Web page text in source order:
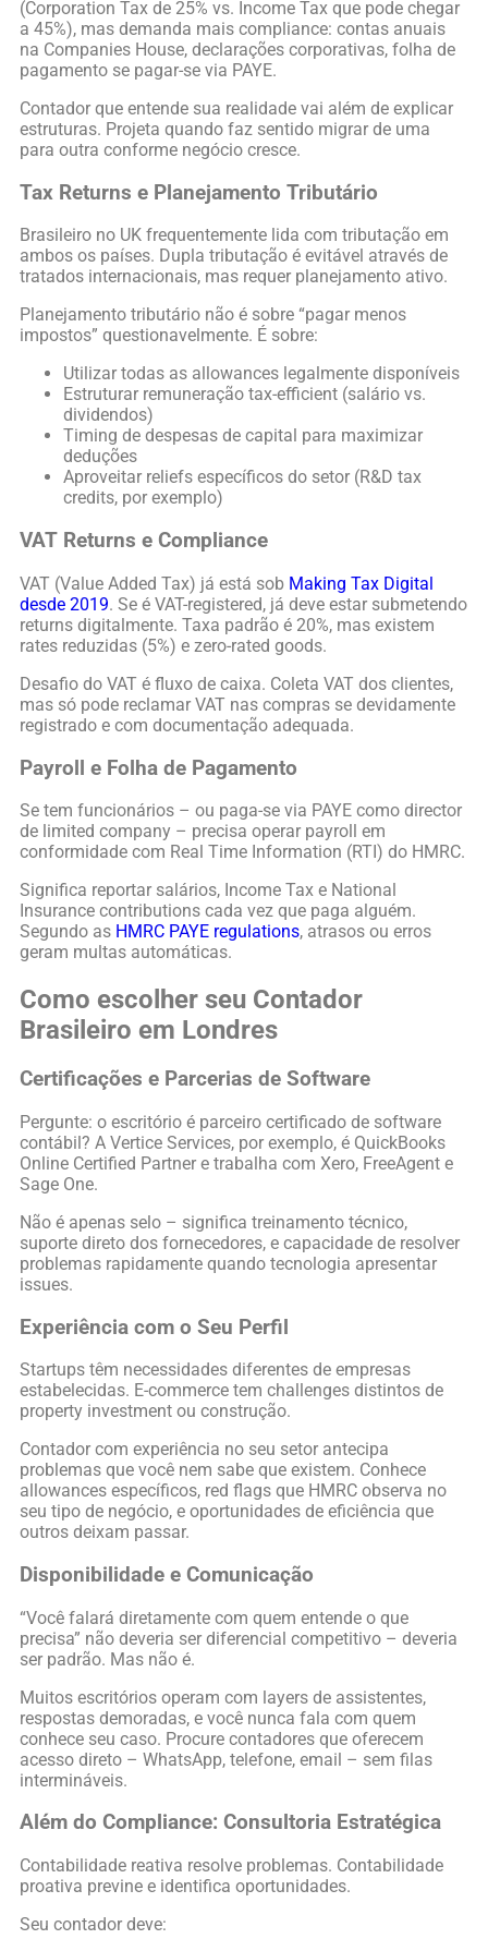
(Corporation Tax de 25% vs. Income Tax que pode chegar
a 45%), mas demanda mais compliance: contas anuais
na Companies House, declarações corporativas, folha de
pagamento se pagar-se via PAYE.
Contador que entende sua realidade vai além de explicar
estruturas. Projeta quando faz sentido migrar de uma
para outra conforme negócio cresce.
Tax Returns e Planejamento Tributário
Brasileiro no UK frequentemente lida com tributação em
ambos os países. Dupla tributação é evitável através de
tratados internacionais, mas requer planejamento ativo.
Planejamento tributário não é sobre “pagar menos
impostos” questionavelmente. É sobre:
Utilizar todas as allowances legalmente disponíveis
Estruturar remuneração tax-efficient (salário vs.
dividendos)
Timing de despesas de capital para maximizar
deduções
Aproveitar reliefs específicos do setor (R&D tax
credits, por exemplo)
VAT Returns e Compliance
VAT (Value Added Tax) já está sob Making Tax Digital
desde 2019. Se é VAT-registered, já deve estar submetendo
returns digitalmente. Taxa padrão é 20%, mas existem
rates reduzidas (5%) e zero-rated goods.
Desafio do VAT é fluxo de caixa. Coleta VAT dos clientes,
mas só pode reclamar VAT nas compras se devidamente
registrado e com documentação adequada.
Payroll e Folha de Pagamento
Se tem funcionários – ou paga-se via PAYE como director
de limited company – precisa operar payroll em
conformidade com Real Time Information (RTI) do HMRC.
Significa reportar salários, Income Tax e National
Insurance contributions cada vez que paga alguém.
Segundo as HMRC PAYE regulations, atrasos ou erros
geram multas automáticas.
Como escolher seu Contador
Brasileiro em Londres
Certificações e Parcerias de Software
Pergunte: o escritório é parceiro certificado de software
contábil? A Vertice Services, por exemplo, é QuickBooks
Online Certified Partner e trabalha com Xero, FreeAgent e
Sage One.
Não é apenas selo – significa treinamento técnico,
suporte direto dos fornecedores, e capacidade de resolver
problemas rapidamente quando tecnologia apresentar
issues.
Experiência com o Seu Perfil
Startups têm necessidades diferentes de empresas
estabelecidas. E-commerce tem challenges distintos de
property investment ou construção.
Contador com experiência no seu setor antecipa
problemas que você nem sabe que existem. Conhece
allowances específicos, red flags que HMRC observa no
seu tipo de negócio, e oportunidades de eficiência que
outros deixam passar.
Disponibilidade e Comunicação
“Você falará diretamente com quem entende o que
precisa” não deveria ser diferencial competitivo – deveria
ser padrão. Mas não é.
Muitos escritórios operam com layers de assistentes,
respostas demoradas, e você nunca fala com quem
conhece seu caso. Procure contadores que oferecem
acesso direto – WhatsApp, telefone, email – sem filas
intermináveis.
Além do Compliance: Consultoria Estratégica
Contabilidade reativa resolve problemas. Contabilidade
proativa previne e identifica oportunidades.
Seu contador deve: